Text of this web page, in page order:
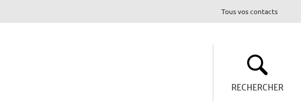
Tous vos contacts
RECHERCHER